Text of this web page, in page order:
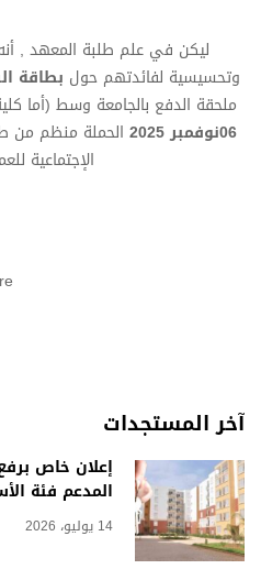
ليكن في علم طلبة المعهد ,
وتحسيسية لفائدتهم حول بطاقة
ملحقة الدفع بالجامعة وسط (أما
06نوفمبر
2025 الحملة منظم من
الإجتماعية
آخر المستجدات
إعلان خاص
المدعم فئة
14 يوليو، 2026